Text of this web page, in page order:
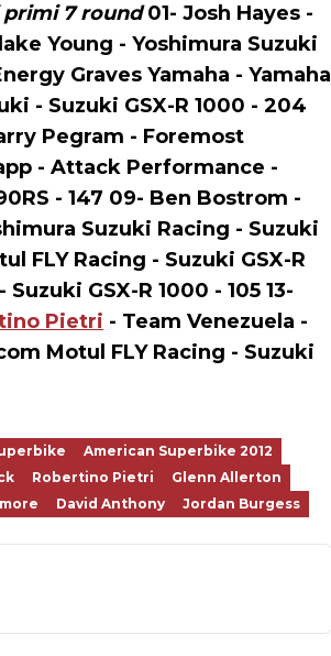
primi 7 round01- Josh Hayes -
Young - Yoshimura Suzuki
Graves Yamaha - Yamaha
- Suzuki GSX-R 1000 - 204
Pegram - Foremost
- Attack Performance -
- 147 09- Ben Bostrom -
Suzuki Racing - Suzuki
FLY Racing - Suzuki GSX-R
GSX-R 1000 - 105 13-
Pietri - Team Venezuela -
Motul FLY Racing - Suzuki
American Superbike 2012
Robertino Pietri
Glenn Allerton
David Anthony
Jordan Burgess